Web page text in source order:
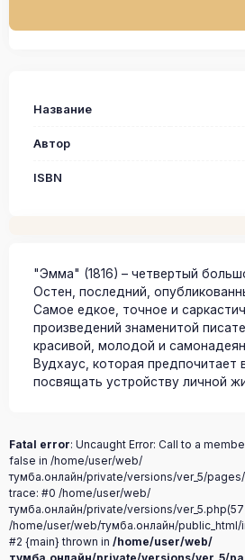
Название
Автор
ISBN
"Эмма" (1816) – четвертый
Остен, последний,
Самое едкое, точное и
произведений знаменитой
красивой, молодой и
Вудхаус, которая предпочитает
посвящать устройству личной
Fatal error: Uncaught Error: Call to a
false in /home/user/web/
тумба.онлайн/private/versions/ver_5/
trace: #0 /home/user/web/
тумба.онлайн/private/versions/
/home/user/web/тумба.онлайн/public_html/
#2 {main} thrown in /home/user/web/